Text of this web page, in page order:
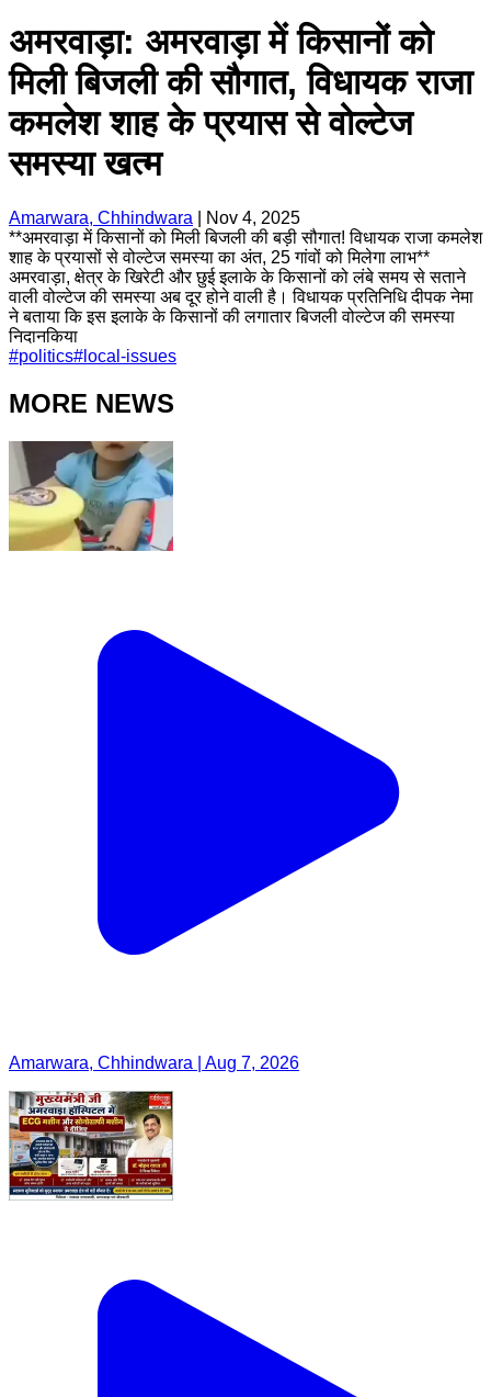
अमरवाड़ा: अमरवाड़ा में किसानों को
मिली बिजली की सौगात, विधायक राजा
कमलेश शाह के प्रयास से वोल्टेज
समस्या खत्म
Amarwara, Chhindwara
Nov 4, 2025
**अमरवाड़ा में किसानों को मिली बिजली की बड़ी सौगात! विधायक राजा कमलेश
शाह के प्रयासों से वोल्टेज समस्या का अंत, 25 गांवों को मिलेगा लाभ**
अमरवाड़ा, क्षेत्र के खिरेटी और छुई इलाके के किसानों को लंबे समय से सताने
वाली वोल्टेज की समस्या अब दूर होने वाली है। विधायक प्रतिनिधि दीपक नेमा
ने बताया कि इस इलाके के किसानों की लगातार बिजली वोल्टेज की समस्या
निदानकिया
#politics# local-issues
MORE NEWS
Amarwara, Chhindwara | Aug 7, 2026